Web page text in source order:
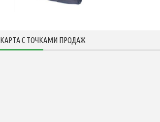
КАРТА С ТОЧКАМИ ПРОДАЖ